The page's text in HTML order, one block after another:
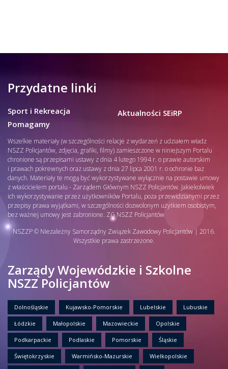
Przydatne linki
Sport i Rekreacja
Pomagamy
Aktualności SEiRP
Wszelkie materiały (w szczególności relacje z wydarzeń z udziałem władz
NSZZ Policjantów, zdjęcia, grafiki, filmy) zamieszczone w niniejszym Portalu
chronione są przepisami ustawy z dnia 4 lutego 1994 r. o prawie autorskim
i prawach pokrewnych oraz ustawy z dnia 27 lipca 2001 r. o ochronie baz
danych. Materiały te mogą być wykorzystywane wyłącznie na postawie umowy
z właścicielem portalu - Zarządem Głównym NSZZ Policjantów. Jakiekolwiek
ich wykorzystywanie przez użytkowników Portalu, poza przewidzianymi przez
przepisy prawa wyjątkami, w szczególności dozwolonym użytkiem osobistym,
bez ważnej umowy jest zabronione. ZG NSZZ Policjantów
NSZZP © Niezależny Samorządny Związek Zawodowy Policjantów | 2016.
Wszystkie prawa zastrzeżone.
Zarządy Wojewódzkie i Szkolne
NSZZ Policjantów
Dolnośląskie Kujawsko-Pomorskie Lubelskie Lubuskie
Łódzkie Małopolskie Mazowieckie Opolskie
Podkarpackie Podlaskie Pomorskie Śląskie
Świętokrzyskie Warmińsko-Mazurskie Wielkopolskie